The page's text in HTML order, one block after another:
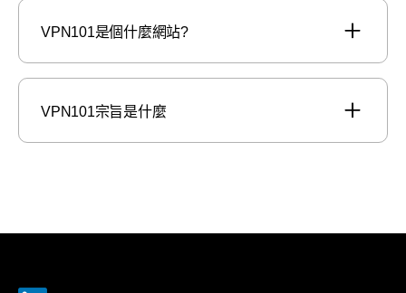
VPN101是個什麼網站?
VPN101宗旨是什麼